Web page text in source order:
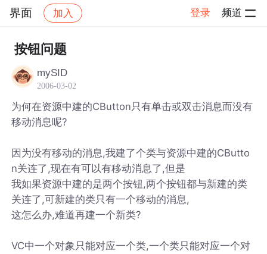
界面 加入 登录 频道
社区 界面
按钮问题
mySID
2006-03-02
为何在资源中建的CButton只有单击或双击消息而没有
移动消息呢?
因为没有移动的消息,我建了个类与资源中建的CButto
n关连了,现在有可以有移动消息了,但是
我如果资源中建的是两个按钮,两个按钮都与新建的类
关连了,可新建的类只有一个移动的消息,
这怎么办,难道再建一个新类?
VC中一个对象只能对应一个类,一个类只能对应一个对